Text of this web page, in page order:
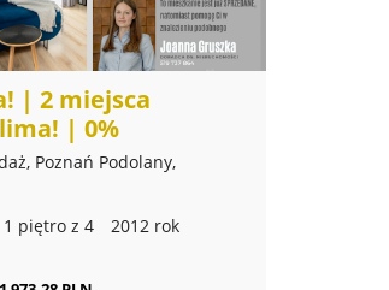
| 2 miejsca
| 0%
Poznań Podolany,
1 piętro z 4 2012 rok